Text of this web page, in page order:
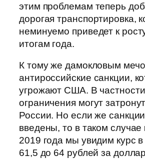
этим проблемам теперь
дорогая транспортировка,
неминуемо приведет к
итогам года.
К тому же дамокловым
антироссийские санкции,
угрожают США. В
ограничения могут
России. Но если же
введены, то в таком случае
2019 года мы увидим курс
61,5 до 64 рублей за